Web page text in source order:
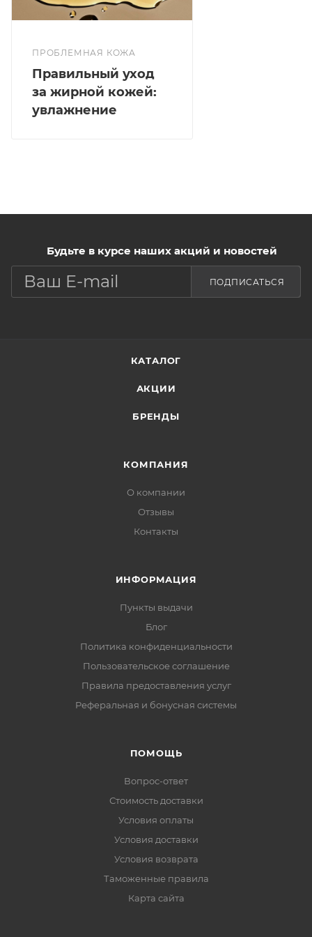
ПРОБЛЕМНАЯ КОЖА
Правильный уход
за жирной кожей:
увлажнение
Будьте в курсе наших акций и новостей
ПОДПИСАТЬСЯ
КАТАЛОГ
АКЦИИ
БРЕНДЫ
КОМПАНИЯ
О компании
Отзывы
Контакты
ИНФОРМАЦИЯ
Пункты выдачи
Блог
Политика конфиденциальности
Пользовательское соглашение
Правила предоставления услуг
Реферальная и бонусная системы
ПОМОЩЬ
Вопрос-ответ
Стоимость доставки
Условия оплаты
Условия доставки
Условия возврата
Таможенные правила
Карта сайта